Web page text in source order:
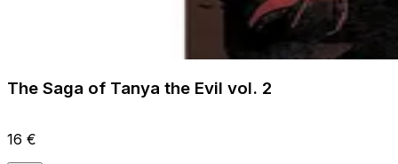
The Saga of Tanya the Evil vol. 2
16 €